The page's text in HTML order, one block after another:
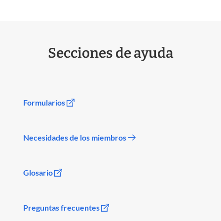
Secciones de ayuda
Formularios
Necesidades de los miembros
Glosario
Preguntas frecuentes